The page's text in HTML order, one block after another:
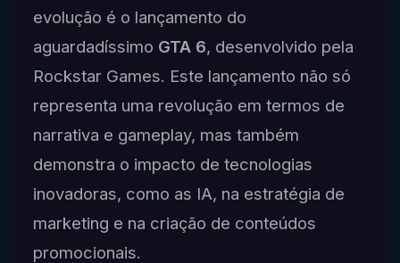
evolução é o lançamento do
aguardadíssimo GTA 6, desenvolvido pela
Rockstar Games. Este lançamento não só
representa uma revolução em termos de
narrativa e gameplay, mas também
demonstra o impacto de tecnologias
inovadoras, como as IA, na estratégia de
marketing e na criação de conteúdos
promocionais.